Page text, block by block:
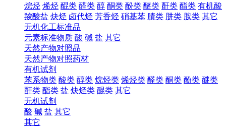
烷烃 烯烃 醌类 醛类 醇 酮类 酚类 醚类 酐类 酯类 有机酸
羧酸盐 炔烃 卤代烃 芳香烃 硝基苯 腈类 肼类 胺类 其它
无机化工标准品
元素标准物质 酸 碱 盐 其它
天然产物对照品
天然产物对照药材
有机试剂
苯系物类 酸类 醇类 烷烃类 烯烃类 醛类 酮类 酚类 醚类
酐类 酯类 盐 炔烃类 醌类 其它
无机试剂
酸 碱 盐 其它
其它